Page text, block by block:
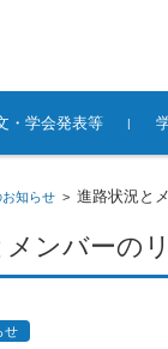
・学会発表等
知らせ> 進路状況と
メンバーの
せ